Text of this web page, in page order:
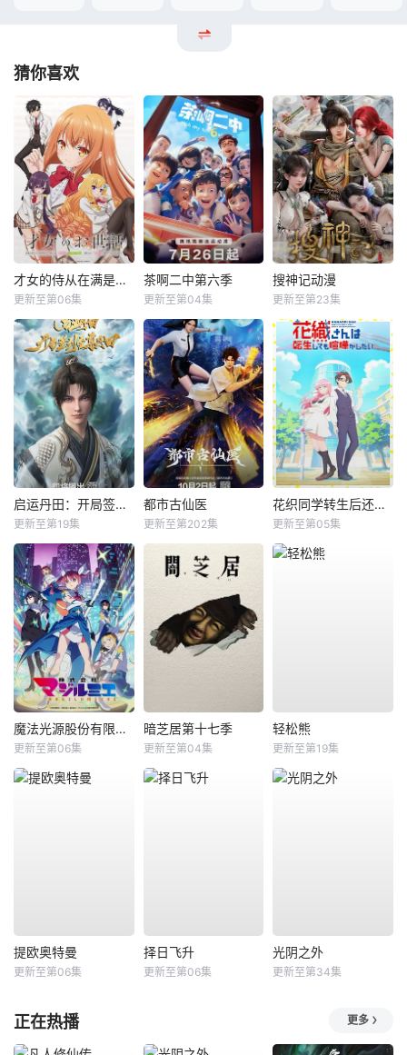
猜你喜欢
才女的侍从在满是高岭之花的贵族学校暗中照顾（毫无生活自理能力的）学院第一大小姐
更新至第06集
茶啊二中第六季
更新至第04集
搜神记动漫
更新至第23集
启运丹田：开局签到至尊丹田
更新至第19集
都市古仙医
更新至第202集
花织同学转生后还是想干架
更新至第05集
魔法光源股份有限公司第二季
更新至第06集
暗芝居第十七季
更新至第04集
轻松熊
更新至第19集
提欧奥特曼
更新至第06集
择日飞升
更新至第06集
光阴之外
更新至第34集
正在热播 更多